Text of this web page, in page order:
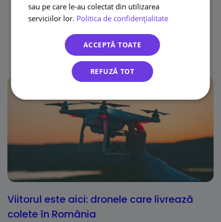
Știri
Read similar articles
Viitorul este aici: dronele care livrează
colete în România
sau pe care le-au colectat din utilizarea
serviciilor lor. Politica de confidențialitate
ACCEPTĂ TOATE
REFUZĂ TOT